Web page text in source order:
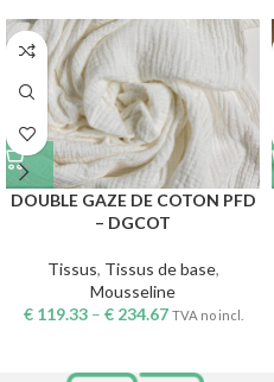
DOUBLE GAZE DE COTON PFD
– DGCOT
Tissus, Tissus de base,
Mousseline
€119.33– €234.67 TVA no incl.